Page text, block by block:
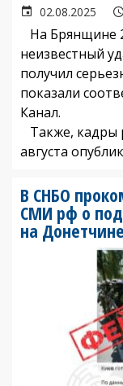
02.08.2025
На Брянщине
неизвестный
получил
показали
Канал.
Также, кадры
августа
В СНБО
СМИ рф о
на Донетчине